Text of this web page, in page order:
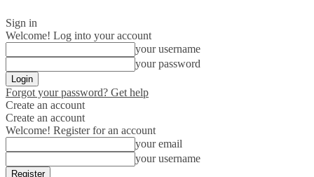
Sign in
Welcome! Log into your account
your username
your password
Forgot your password? Get help
Create an account
Create an account
Welcome! Register for an account
your email
your username